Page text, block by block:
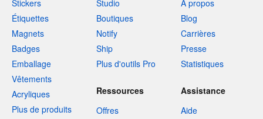
Stickers
Étiquettes
Magnets
Badges
Emballage
Vêtements
Acryliques
Plus de produits
Studio
Boutiques
Notify
Ship
Plus d'outils Pro
À propos
Blog
Carrières
Presse
Statistiques
Ressources
Offres
Assistance
Aide